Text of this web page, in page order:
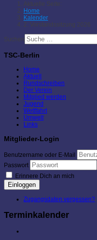
Aktuelle Seite:
Home
Kalender
2. Vorstandssitzung 2026
Suchen
TSC-Berlin
Home
Aktuell
Rundschreiben
Der Verein
Mitglied werden
Jugend
Wettfahrt
Umwelt
Links
Mitglieder-Login
Benutzername oder E-Mail
Passwort
Erinnere Dich an mich
Einloggen
Zugangsdaten vergessen?
Terminkalender